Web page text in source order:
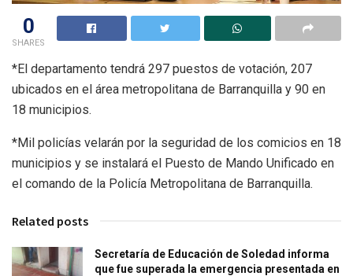
0
SHARES
*El departamento tendrá 297 puestos de votación, 207
ubicados en el área metropolitana de Barranquilla y 90 en
18 municipios.
*Mil policías velarán por la seguridad de los comicios en 18
municipios y se instalará el Puesto de Mando Unificado en
el comando de la Policía Metropolitana de Barranquilla.
Related posts
Secretaría de Educación de Soledad informa
que fue superada la emergencia presentada en